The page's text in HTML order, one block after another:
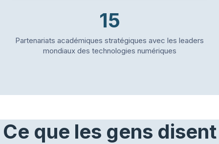
15
Partenariats académiques stratégiques avec les leaders
mondiaux des technologies numériques
Ce que les gens disent